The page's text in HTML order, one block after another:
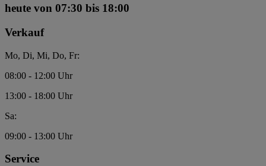
heute von 07:30 bis 18:00
Verkauf
Mo, Di, Mi, Do, Fr:
08:00 - 12:00 Uhr
13:00 - 18:00 Uhr
Sa:
09:00 - 13:00 Uhr
Service